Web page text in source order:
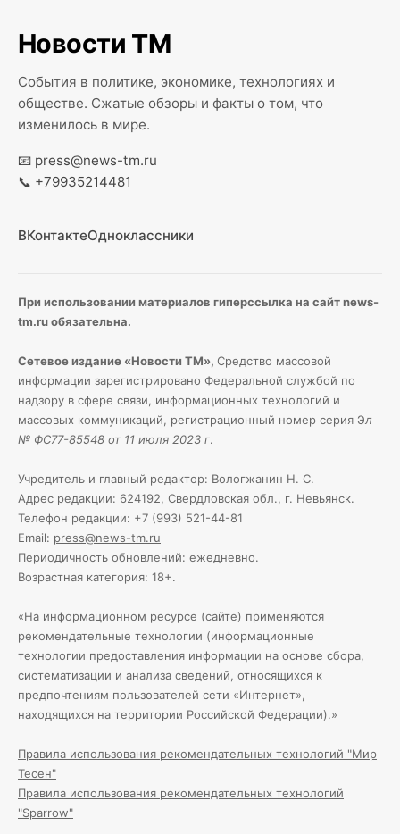
Новости ТМ
События в политике, экономике, технологиях и
обществе. Сжатые обзоры и факты о том, что
изменилось в мире.
📧 press@news-tm.ru
📞 +79935214481
ВКонтактеОдноклассники
При использовании материалов гиперссылка на сайт news-
tm.ru обязательна.
Сетевое издание «Новости ТМ», Средство массовой
информации зарегистрировано Федеральной службой по
надзору в сфере связи, информационных технологий и
массовых коммуникаций, регистрационный номер серия Эл
№ ФС77-85548 от 11 июля 2023 г.
Учредитель и главный редактор: Вологжанин Н. С.
Адрес редакции: 624192, Свердловская обл., г. Невьянск.
Телефон редакции: +7 (993) 521-44-81
Email: press@news-tm.ru
Периодичность обновлений: ежедневно.
Возрастная категория: 18+.
«На информационном ресурсе (сайте) применяются
рекомендательные технологии (информационные
технологии предоставления информации на основе сбора,
систематизации и анализа сведений, относящихся к
предпочтениям пользователей сети «Интернет»,
находящихся на территории Российской Федерации).»
Правила использования рекомендательных технологий "Мир
Тесен"
Правила использования рекомендательных технологий
"Sparrow"